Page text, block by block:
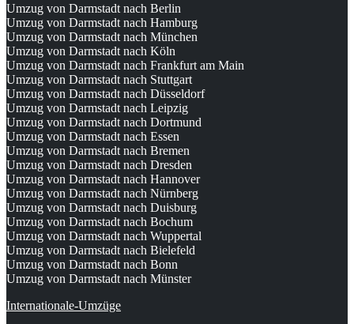
Umzug von Darmstadt nach Berlin
Umzug von Darmstadt nach Hamburg
Umzug von Darmstadt nach München
Umzug von Darmstadt nach Köln
Umzug von Darmstadt nach Frankfurt am Main
Umzug von Darmstadt nach Stuttgart
Umzug von Darmstadt nach Düsseldorf
Umzug von Darmstadt nach Leipzig
Umzug von Darmstadt nach Dortmund
Umzug von Darmstadt nach Essen
Umzug von Darmstadt nach Bremen
Umzug von Darmstadt nach Dresden
Umzug von Darmstadt nach Hannover
Umzug von Darmstadt nach Nürnberg
Umzug von Darmstadt nach Duisburg
Umzug von Darmstadt nach Bochum
Umzug von Darmstadt nach Wuppertal
Umzug von Darmstadt nach Bielefeld
Umzug von Darmstadt nach Bonn
Umzug von Darmstadt nach Münster
Internationale-Umzüge